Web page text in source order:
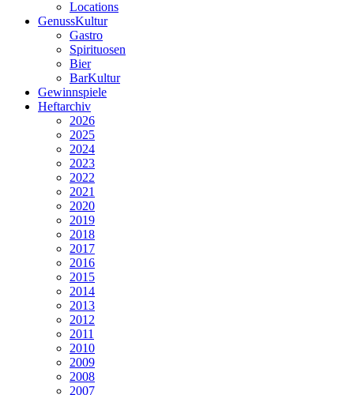
Locations
GenussKultur
Gastro
Spirituosen
Bier
BarKultur
Gewinnspiele
Heftarchiv
2026
2025
2024
2023
2022
2021
2020
2019
2018
2017
2016
2015
2014
2013
2012
2011
2010
2009
2008
2007